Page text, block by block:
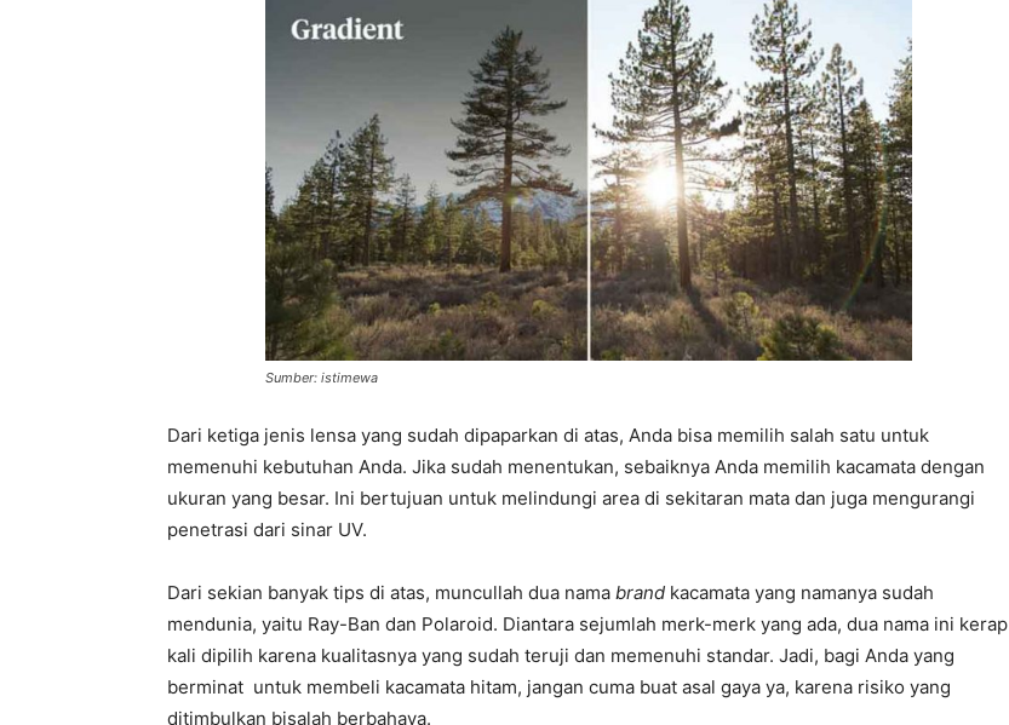
Sumber: istimewa
Dari ketiga jenis lensa yang sudah dipaparkan di atas, Anda bisa memilih salah satu untuk
memenuhi kebutuhan Anda. Jika sudah menentukan, sebaiknya Anda memilih kacamata dengan
ukuran yang besar. Ini bertujuan untuk melindungi area di sekitaran mata dan juga mengurangi
penetrasi dari sinar UV.
Dari sekian banyak tips di atas, muncullah dua nama brand kacamata yang namanya sudah
mendunia, yaitu Ray-Ban dan Polaroid. Diantara sejumlah merk-merk yang ada, dua nama ini kerap
kali dipilih karena kualitasnya yang sudah teruji dan memenuhi standar. Jadi, bagi Anda yang
berminat untuk membeli kacamata hitam, jangan cuma buat asal gaya ya, karena risiko yang
ditimbulkan bisalah berbahaya.